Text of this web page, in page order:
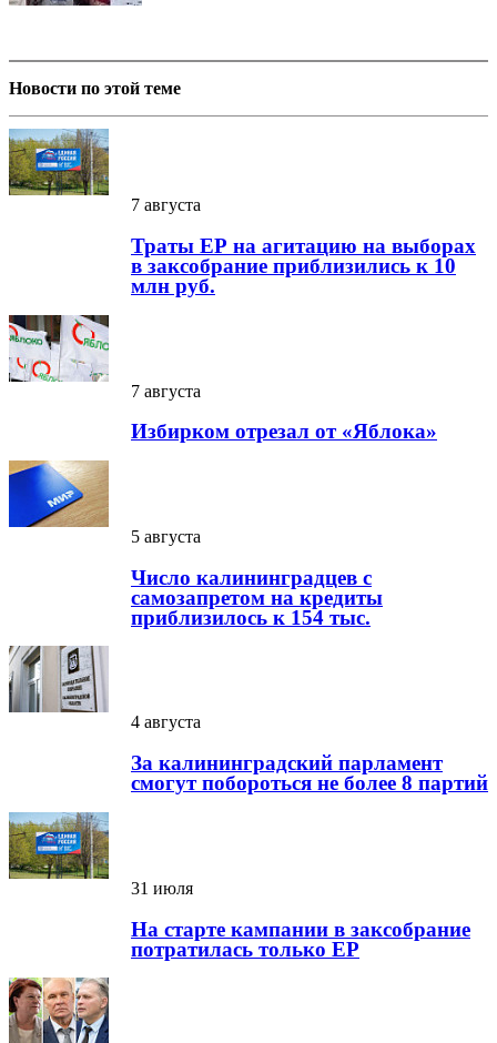
Новости по этой теме
7 августа
Траты ЕР на агитацию на выборах
в заксобрание приблизились к 10
млн руб.
7 августа
Избирком отрезал от «Яблока»
5 августа
Число калининградцев с
самозапретом на кредиты
приблизилось к 154 тыс.
4 августа
За калининградский парламент
смогут побороться не более 8 партий
31 июля
На старте кампании в заксобрание
потратилась только ЕР